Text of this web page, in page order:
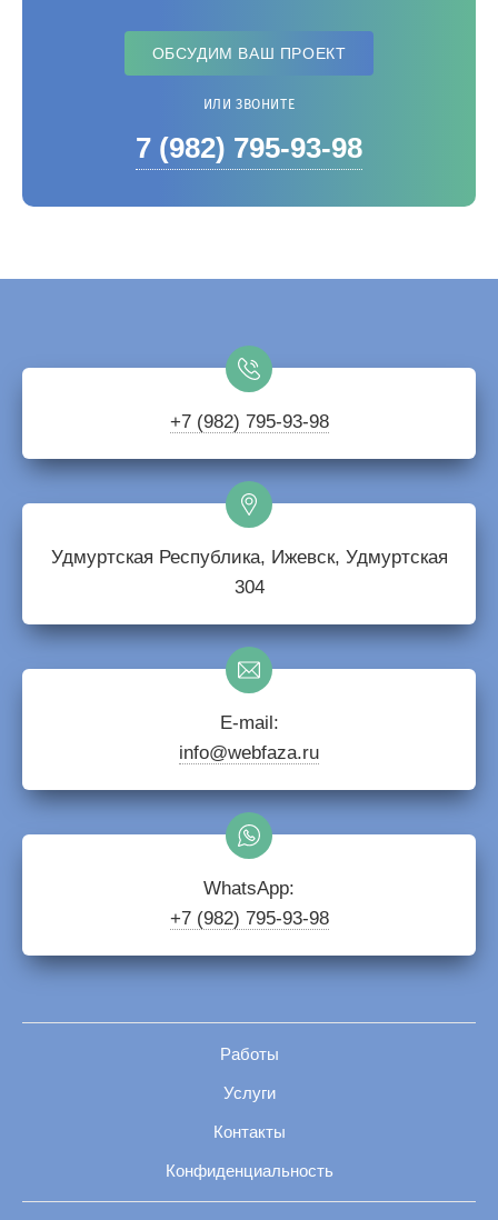
ОБСУДИМ ВАШ ПРОЕКТ
ИЛИ ЗВОНИТЕ
7 (982) 795-93-98
+7 (982) 795-93-98
Удмуртская Республика, Ижевск, Удмуртская
304
E-mail:
info@webfaza.ru
WhatsApp:
+7 (982) 795-93-98
Работы
Услуги
Контакты
Конфиденциальность